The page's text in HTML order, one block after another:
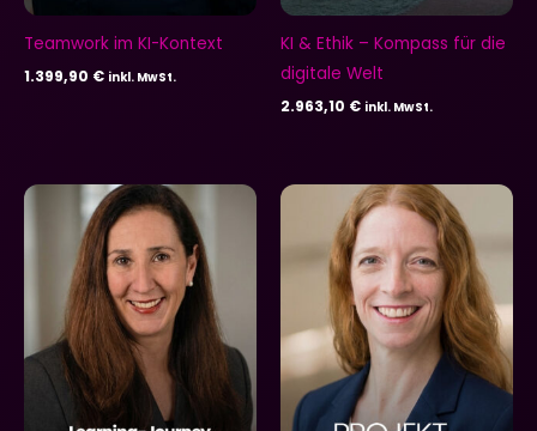
Teamwork im KI-Kontext
1.399,90 € inkl. MwSt.
KI & Ethik – Kompass für die
digitale Welt
2.963,10 € inkl. MwSt.